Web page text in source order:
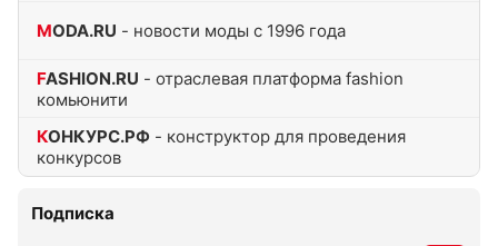
MODA.RU - новости моды с 1996 года
FASHION.RU - отраслевая платформа fashion
комьюнити
КОНКУРС.РФ - конструктор для проведения
конкурсов
Подписка